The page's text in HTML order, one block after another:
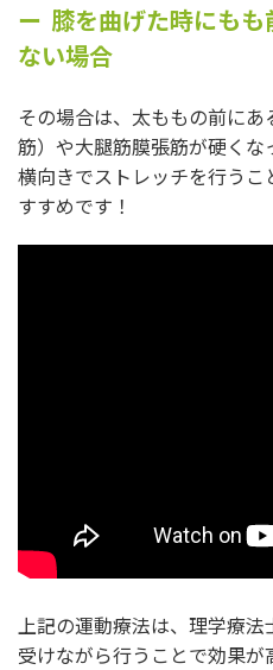
膝を曲げた時にも
ない場合
その場合は、太ももの前に
筋）や大腿筋膜張筋が硬くな
横向きでストレッチを行う
すすめです！
上記の運動療法は、理学療
受けながら行うことで効果が